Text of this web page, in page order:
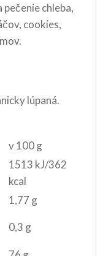
pečenie chleba,
cookies,
lúpaná.
v 100 g
1513 kJ/362
kcal
1,77 g
0,3 g